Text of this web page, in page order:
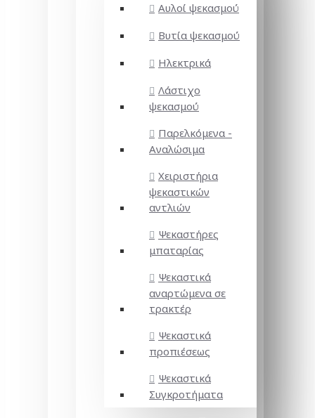
Αυλοί ψεκασμού
Βυτία ψεκασμού
Ηλεκτρικά
Λάστιχο
ψεκασμού
Παρελκόμενα -
Αναλώσιμα
Χειριστήρια
ψεκαστικών
αντλιών
Ψεκαστήρες
μπαταρίας
Ψεκαστικά
αναρτώμενα σε
τρακτέρ
Ψεκαστικά
προπιέσεως
Ψεκαστικά
Συγκροτήματα